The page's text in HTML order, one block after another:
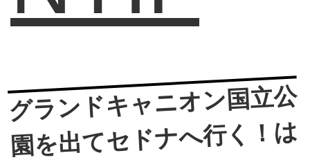
グランドキャニオン国立公
園を出てセドナへ行く！は